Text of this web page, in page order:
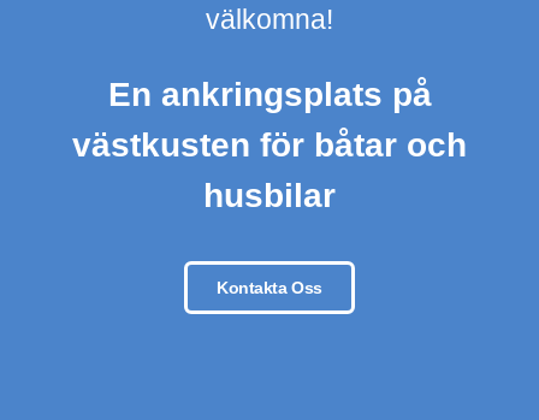
välkomna!
En ankringsplats på
västkusten för båtar och
husbilar
Kontakta Oss